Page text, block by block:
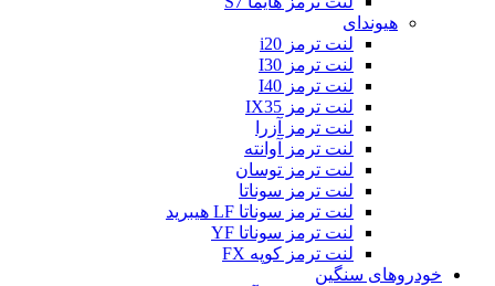
هیوندای
لنت ترمز i20
لنت ترمز I30
لنت ترمز I40
لنت ترمز IX35
لنت ترمز آزرا
لنت ترمز آوانته
لنت ترمز توسان
لنت ترمز سوناتا
لنت ترمز سوناتا LF هیبرید
لنت ترمز سوناتا YF
لنت ترمز کوپه FX
خودروهای سنگین